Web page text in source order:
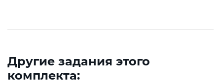
Другие задания этого
комплекта: